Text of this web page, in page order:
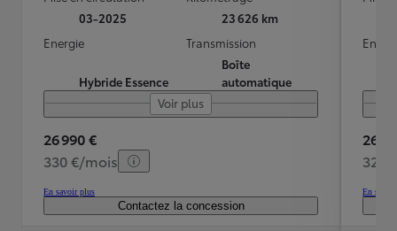
03-2025
23 626 km
Energie
Hybride Essence
Transmission
Boîte
automatique
Voir plus
26 990 €
330 €/mois
En savoir plus
Contactez la concession
26
328
En